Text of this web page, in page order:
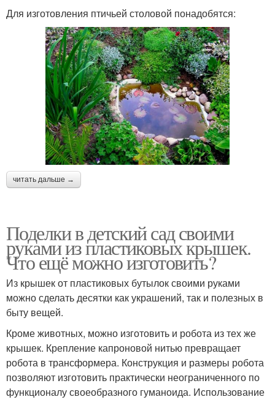
Для изготовления птичьей столовой понадобятся:
читать дальше →
Поделки в детский сад своими
руками из пластиковых крышек.
Что ещё можно изготовить?
Из крышек от пластиковых бутылок своими руками
можно сделать десятки как украшений, так и полезных в
быту вещей.
Кроме животных, можно изготовить и робота из тех же
крышек. Крепление капроновой нитью превращает
робота в трансформера. Конструкция и размеры робота
позволяют изготовить практически неограниченного по
функционалу своеобразного гуманоида. Использование